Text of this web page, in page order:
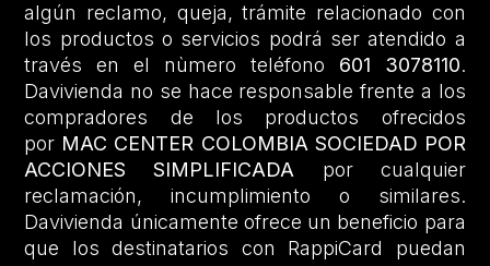
algún reclamo, queja, trámite relacionado con
los productos o servicios podrá ser atendido a
través en el nùmero teléfono 601 3078110.
Davivienda no se hace responsable frente a los
compradores de los productos ofrecidos
por MAC CENTER COLOMBIA SOCIEDAD POR
ACCIONES SIMPLIFICADA por cualquier
reclamación, incumplimiento o similares.
Davivienda únicamente ofrece un beneficio para
que los destinatarios con RappiCard puedan